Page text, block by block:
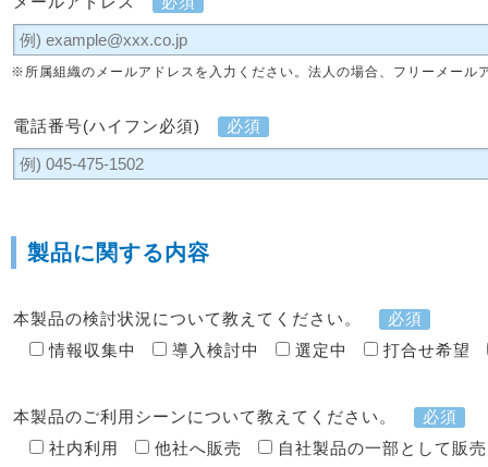
※所属組織のメールアドレスを入力ください。法人の場合、フリーメール
電話番号(ハイフン必須) 必須
製品に関する内容
本製品の検討状況について教えてください。
必須
情報収集中
導入検討中 選定中 打合せ希望
本製品のご利用シーンについて教えてください。
必須
社内利用
他社へ販売 自社製品の一部として販売